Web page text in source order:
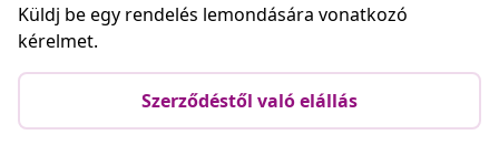
Küldj be egy rendelés lemondására vonatkozó
kérelmet.
Szerződéstől való elállás